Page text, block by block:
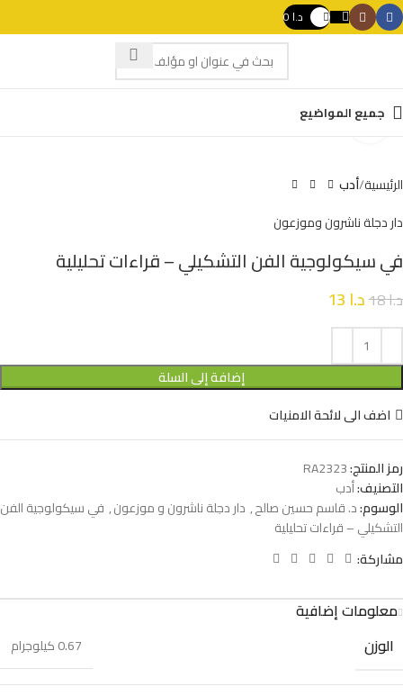
د.ا
جميع المواضيع
Click to enlarge
الرئيسية أدب
دار دجلة ناشرون وموزعون
في سيكولوجية الفن التشكيلي – قراءات تحليلية
د.ا18 د.ا
إضافة إلى السلة
اضف الى لائحة الامنيات
رمز المنتج:RA2323
التصنيف:أدب
الوسوم:د. قاسم حسين صالح, دار دجلة ناشرون و موزعون, في سيكولوجية الفن
التشكيلي – قراءات تحليلية
مشاركة:
معلومات إضافية
الوزن
0.67 كيلوجرام